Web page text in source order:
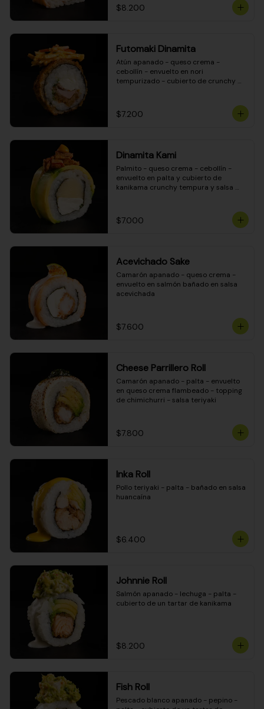
$8.200
Futomaki Dinamita
Atún apanado - queso crema -
cebollín - envuelto en nori
tempurizado - cubierto de crunchy
$7.200
Dinamita Kami
Palmito - queso crema - cebollín -
envuelto en palta y cubierto de
kanikama crunchy tempura y salsa
$7.000
Acevichado Sake
Camarón apanado - queso crema -
envuelto en salmón bañado en salsa
acevichada
$7.600
Cheese Parrillero Roll
Camarón apanado - palta - envuelto
en queso crema flambeado - topping
de chimichurri - salsa teriyaki
$7.800
Inka Roll
Pollo teriyaki - palta - bañado en salsa
huancaína
$6.400
Johnnie Roll
Salmón apanado - lechuga - palta -
cubierto de un tartar de kanikama
$8.200
Fish Roll
Pescado blanco apanado - pepino -